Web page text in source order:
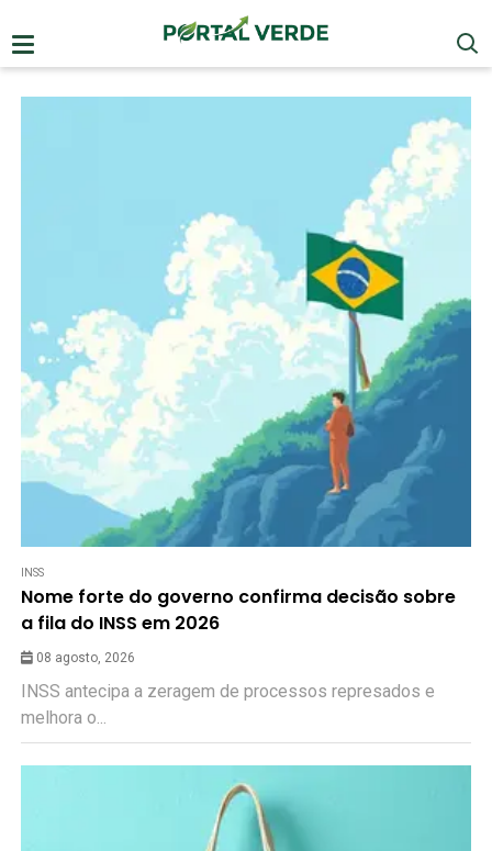
INSS
Nome forte do governo confirma decisão sobre
a fila do INSS em 2026
08 agosto, 2026
INSS antecipa a zeragem de processos represados e
melhora o...